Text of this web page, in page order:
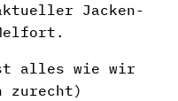
Jacken-
alles wie wir
zurecht)